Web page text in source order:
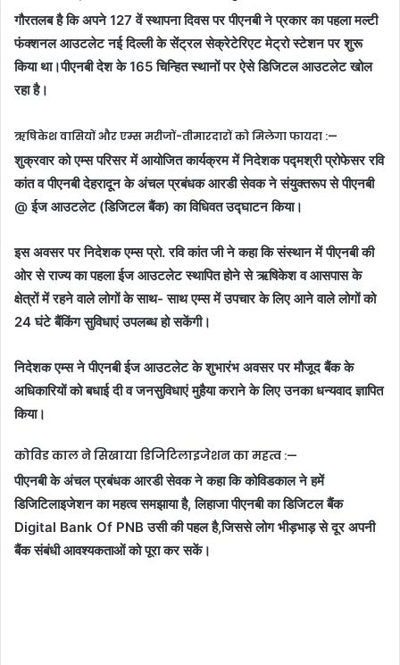
गौरतलब है कि अपने 127 वें स्थापना दिवस पर पीएनबी ने प्रकार का पहला मल्टी
फंक्शनल आउटलेट नई दिल्ली के सेंट्रल सेक्रेटेरिएट मेट्रो स्टेशन पर शुरू
किया था।पीएनबी देश के 165 चिन्हित स्थानों पर ऐसे डिजिटल आउटलेट खोल
रहा है।
ऋषिकेश वासियों और एम्स मरीजों-तीमारदारों को मिलेगा फायदा :—
शुक्रवार को एम्स परिसर में आयोजित कार्यक्रम में निदेशक पद्मश्री प्रोफेसर रवि
कांत व पीएनबी देहरादून के अंचल प्रबंधक आरडी सेवक ने संयुक्तरूप से पीएनबी
@ ईज आउटलेट (डिजिटल बैंक) का विधिवत उद्घाटन किया।
इस अवसर पर निदेशक एम्स प्रो. रवि कांत जी ने कहा कि संस्थान में पीएनबी की
ओर से राज्य का पहला ईज आउटलेट स्थापित होने से ऋषिकेश व आसपास के
क्षेत्रों में रहने वाले लोगों के साथ- साथ एम्स में उपचार के लिए आने वाले लोगों को
24 घंटे बैंकिंग सुविधाएं उपलब्ध हो सकेंगी।
निदेशक एम्स ने पीएनबी ईज आउटलेट के शुभारंभ अवसर पर मौजूद बैंक के
अधिकारियों को बधाई दी व जनसुविधाएं मुहैया कराने के लिए उनका धन्यवाद ज्ञापित
किया।
कोविड काल ने सिखाया डिजिटिलाइजेशन का महत्व :—
पीएनबी के अंचल प्रबंधक आरडी सेवक ने कहा कि कोविडकाल ने हमें
डिजिटिलाइजेशन का महत्व समझाया है, लिहाजा पीएनबी का डिजिटल बैंक
Digital Bank Of PNB उसी की पहल है,जिससे लोग भीड़भाड़ से दूर अपनी
बैंक संबंधी आवश्यकताओं को पूरा कर सकें।